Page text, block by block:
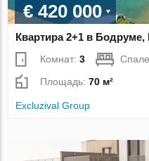
€ 420 000
Квартира 2+1 в
Комнат:3
Площадь:70 м²
Excluzival Group